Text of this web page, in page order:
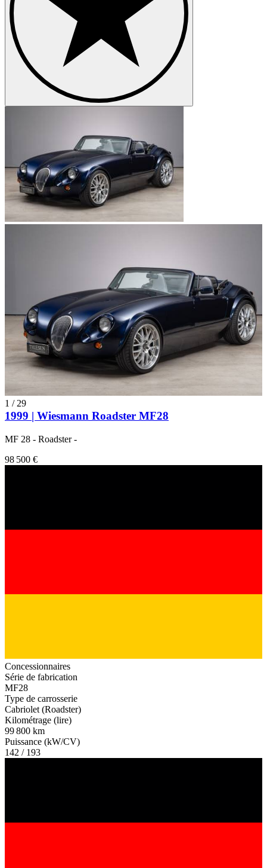
1 /29
1999 | Wiesmann Roadster MF28
MF 28 - Roadster -
98 500 €
Concessionnaires
Série de fabrication
MF28
Type de carrosserie
Cabriolet (Roadster)
Kilométrage (lire)
99 800 km
Puissance (kW/CV)
142 / 193